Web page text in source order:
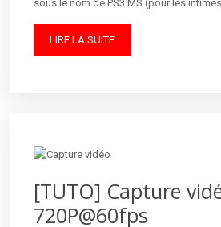
sous le nom de PS3 MS (pour les
LIRE LA SUITE
[TUTO] Capture
720P@60fps